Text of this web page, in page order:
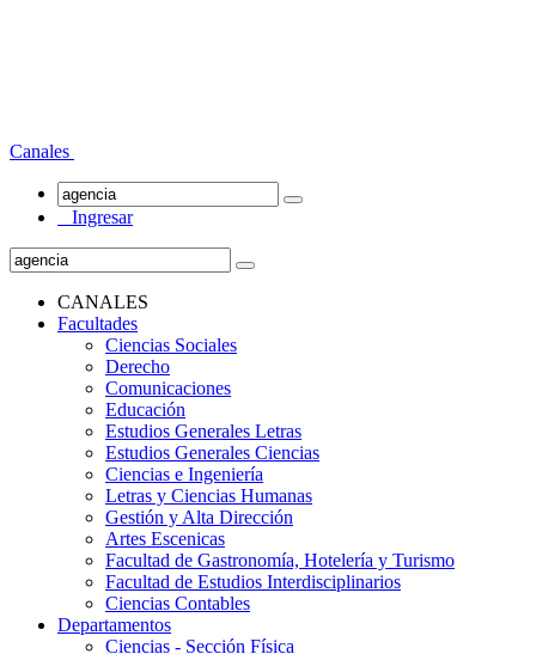
Canales
Ingresar
CANALES
Facultades
Ciencias Sociales
Derecho
Comunicaciones
Educación
Estudios Generales Letras
Estudios Generales Ciencias
Ciencias e Ingeniería
Letras y Ciencias Humanas
Gestión y Alta Dirección
Artes Escenicas
Facultad de Gastronomía, Hotelería y Turismo
Facultad de Estudios Interdisciplinarios
Ciencias Contables
Departamentos
Ciencias - Sección Física